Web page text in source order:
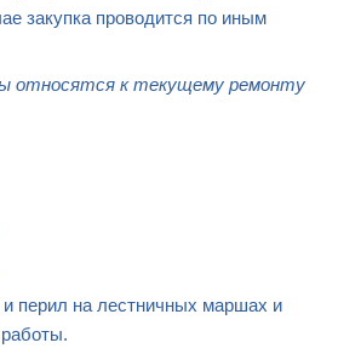
закупка проводится по иным
относятся к текущему ремонту
и перил на лестничных маршах и